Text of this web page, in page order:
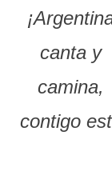
canta y
camina,
contigo